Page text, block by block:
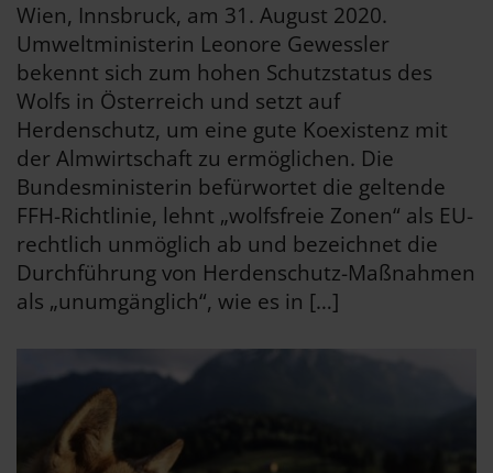
Wien, Innsbruck, am 31. August 2020.
Umweltministerin Leonore Gewessler
bekennt sich zum hohen Schutzstatus des
Wolfs in Österreich und setzt auf
Herdenschutz, um eine gute Koexistenz mit
der Almwirtschaft zu ermöglichen. Die
Bundesministerin befürwortet die geltende
FFH-Richtlinie, lehnt „wolfsfreie Zonen“ als EU-
rechtlich unmöglich ab und bezeichnet die
Durchführung von Herdenschutz-Maßnahmen
als „unumgänglich“, wie es in […]